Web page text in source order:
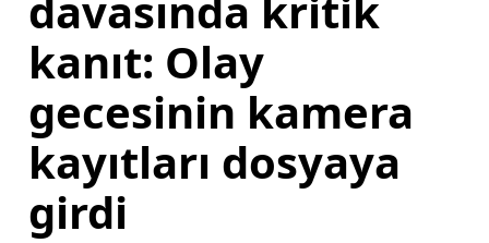
kanıt: Olay
gecesinin kamera
kayıtları dosyaya
girdi